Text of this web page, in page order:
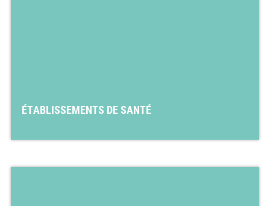
ÉTABLISSEMENTS DE SANTÉ